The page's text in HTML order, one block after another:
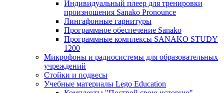
Индивидуальный плеер для тренировки
произношения Sanako Pronounce
Лингафонные гарнитуры
Программное обеспечение Sanako
Программные комплексы SANAKO STUDY
1200
Микрофоны и радиосистемы для образовательных
учреждений
Стойки и подвесы
Учебные материалы Lego Education